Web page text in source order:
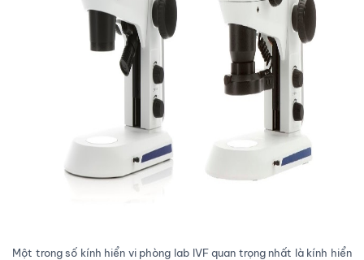
Một trong số kính hiển vi phòng lab IVF quan trọng nhất là kính hiển